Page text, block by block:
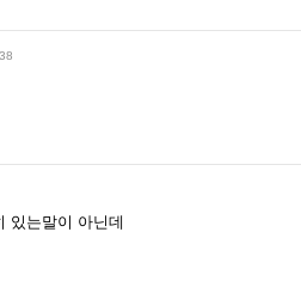
있는말이 아닌데